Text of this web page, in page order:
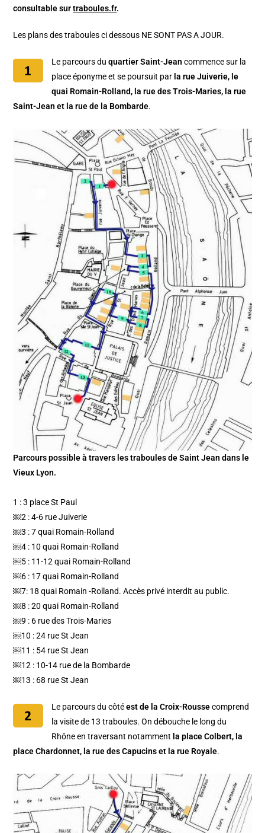
consultable surtraboules.fr.
Les plans des traboules ci dessous NE SONT PAS A JOUR.
Le parcours duquartier Saint-Jean commence sur la
place éponyme et se poursuit par la rue Juiverie, le
quai Romain-Rolland, la rue des Trois-Maries, la rue
Saint-Jean et la rue de la Bombarde.
Parcours possible à travers les traboules de Saint Jean dans le
Vieux Lyon.
1 : 3 place St Paul
￼2 : 4-6 rue Juiverie
￼3 : 7 quai Romain-Rolland
￼4 : 10 quai Romain-Rolland
￼5 : 11-12 quai Romain-Rolland
￼6 : 17 quai Romain-Rolland
￼7: 18 quai Romain -Rolland. Accès privé interdit au public.
￼8 : 20 quai Romain-Rolland
￼9 : 6 rue des Trois-Maries
￼10 : 24 rue St Jean
￼11 : 54 rue St Jean
￼12 : 10-14 rue de la Bombarde
￼13 : 68 rue St Jean
Le parcours du côtéest de la Croix-Roussecomprend
la visite de 13 traboules. On débouche le long du
Rhône en traversant notamment la place Colbert, la
place Chardonnet, la rue des Capucins et la rue Royale.